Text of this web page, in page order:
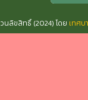
นลิขสิทธิ์ (2024) โดย เทศบ